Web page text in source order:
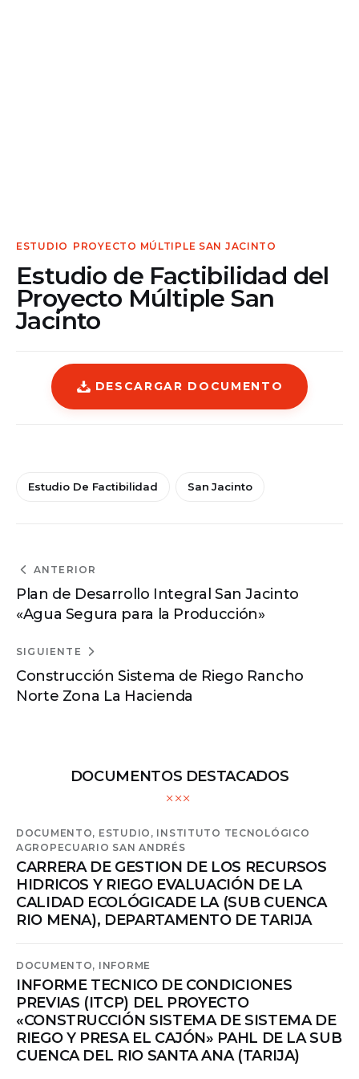
ESTUDIO PROYECTO MÚLTIPLE SAN JACINTO
Estudio de Factibilidad del
Proyecto Múltiple San
Jacinto
DESCARGAR DOCUMENTO
Estudio De Factibilidad San Jacinto
ANTERIOR
Plan de Desarrollo Integral San Jacinto
«Agua Segura para la Producción»
SIGUIENTE
Construcción Sistema de Riego Rancho
Norte Zona La Hacienda
DOCUMENTOS DESTACADOS
DOCUMENTO, ESTUDIO, INSTITUTO TECNOLÓGICO
AGROPECUARIO SAN ANDRÉS
CARRERA DE GESTION DE LOS RECURSOS
HIDRICOS Y RIEGO EVALUACIÓN DE LA
CALIDAD ECOLÓGICADE LA (SUB CUENCA
RIO MENA), DEPARTAMENTO DE TARIJA
DOCUMENTO, INFORME
INFORME TECNICO DE CONDICIONES
PREVIAS (ITCP) DEL PROYECTO
«CONSTRUCCIÓN SISTEMA DE SISTEMA DE
RIEGO Y PRESA EL CAJÓN» PAHL DE LA SUB
CUENCA DEL RIO SANTA ANA (TARIJA)